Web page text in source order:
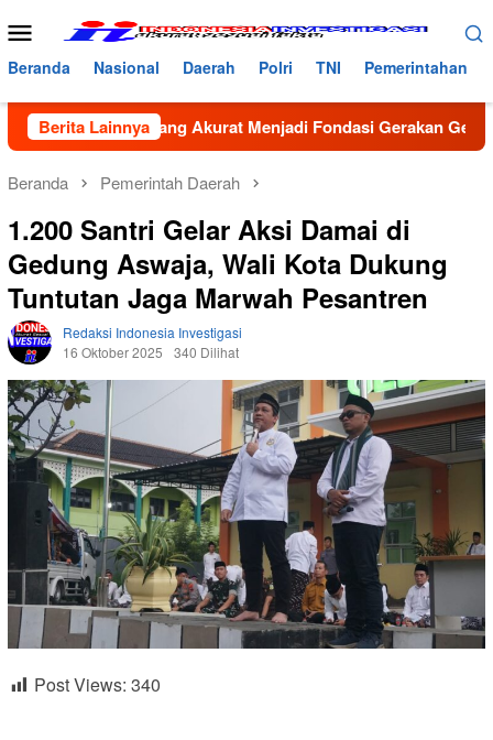
ke
konten
Menu
Mobile
Beranda Nasional Daerah Polri TNI Pemerintahan
Berita Lainnya
Data yang Akurat Menjadi Fondasi Gerakan GenRe di
Beranda Pemerintah Daerah
1.200 Santri Gelar Aksi Damai di
Gedung Aswaja, Wali Kota Dukung
Tuntutan Jaga Marwah Pesantren
Redaksi Indonesia Investigasi
16 Oktober 2025
340 Dilihat
Post Views: 340